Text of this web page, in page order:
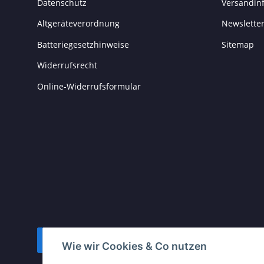
Wie wir Cookies & Co nutzen
Datenschutz
Altgeräteverordnung
Batteriegesetzhinweise
Widerrufsrecht
Online-Widerrufsformular
Newsletter
Sitemap
Vertrag widerrufen